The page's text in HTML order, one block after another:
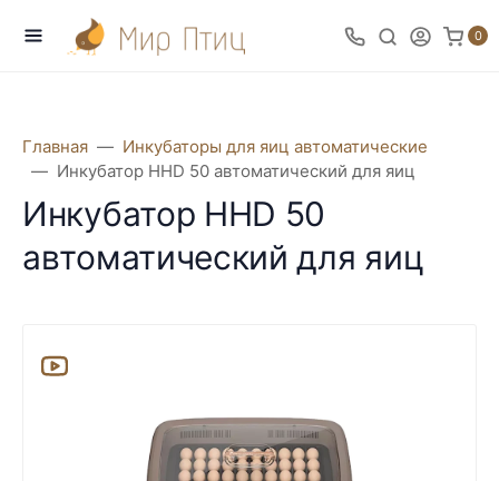
0
Главная
Инкубаторы для яиц автоматические
Инкубатор HHD 50 автоматический для яиц
Инкубатор HHD 50
автоматический для яиц